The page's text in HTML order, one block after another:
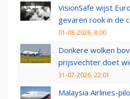
VisionSafe wijst
gevaren rook in de
01-08-2026, 8:00
Donkere wolken
prijsvechter doet
31-07-2026, 22:01
Malaysia Airlines-